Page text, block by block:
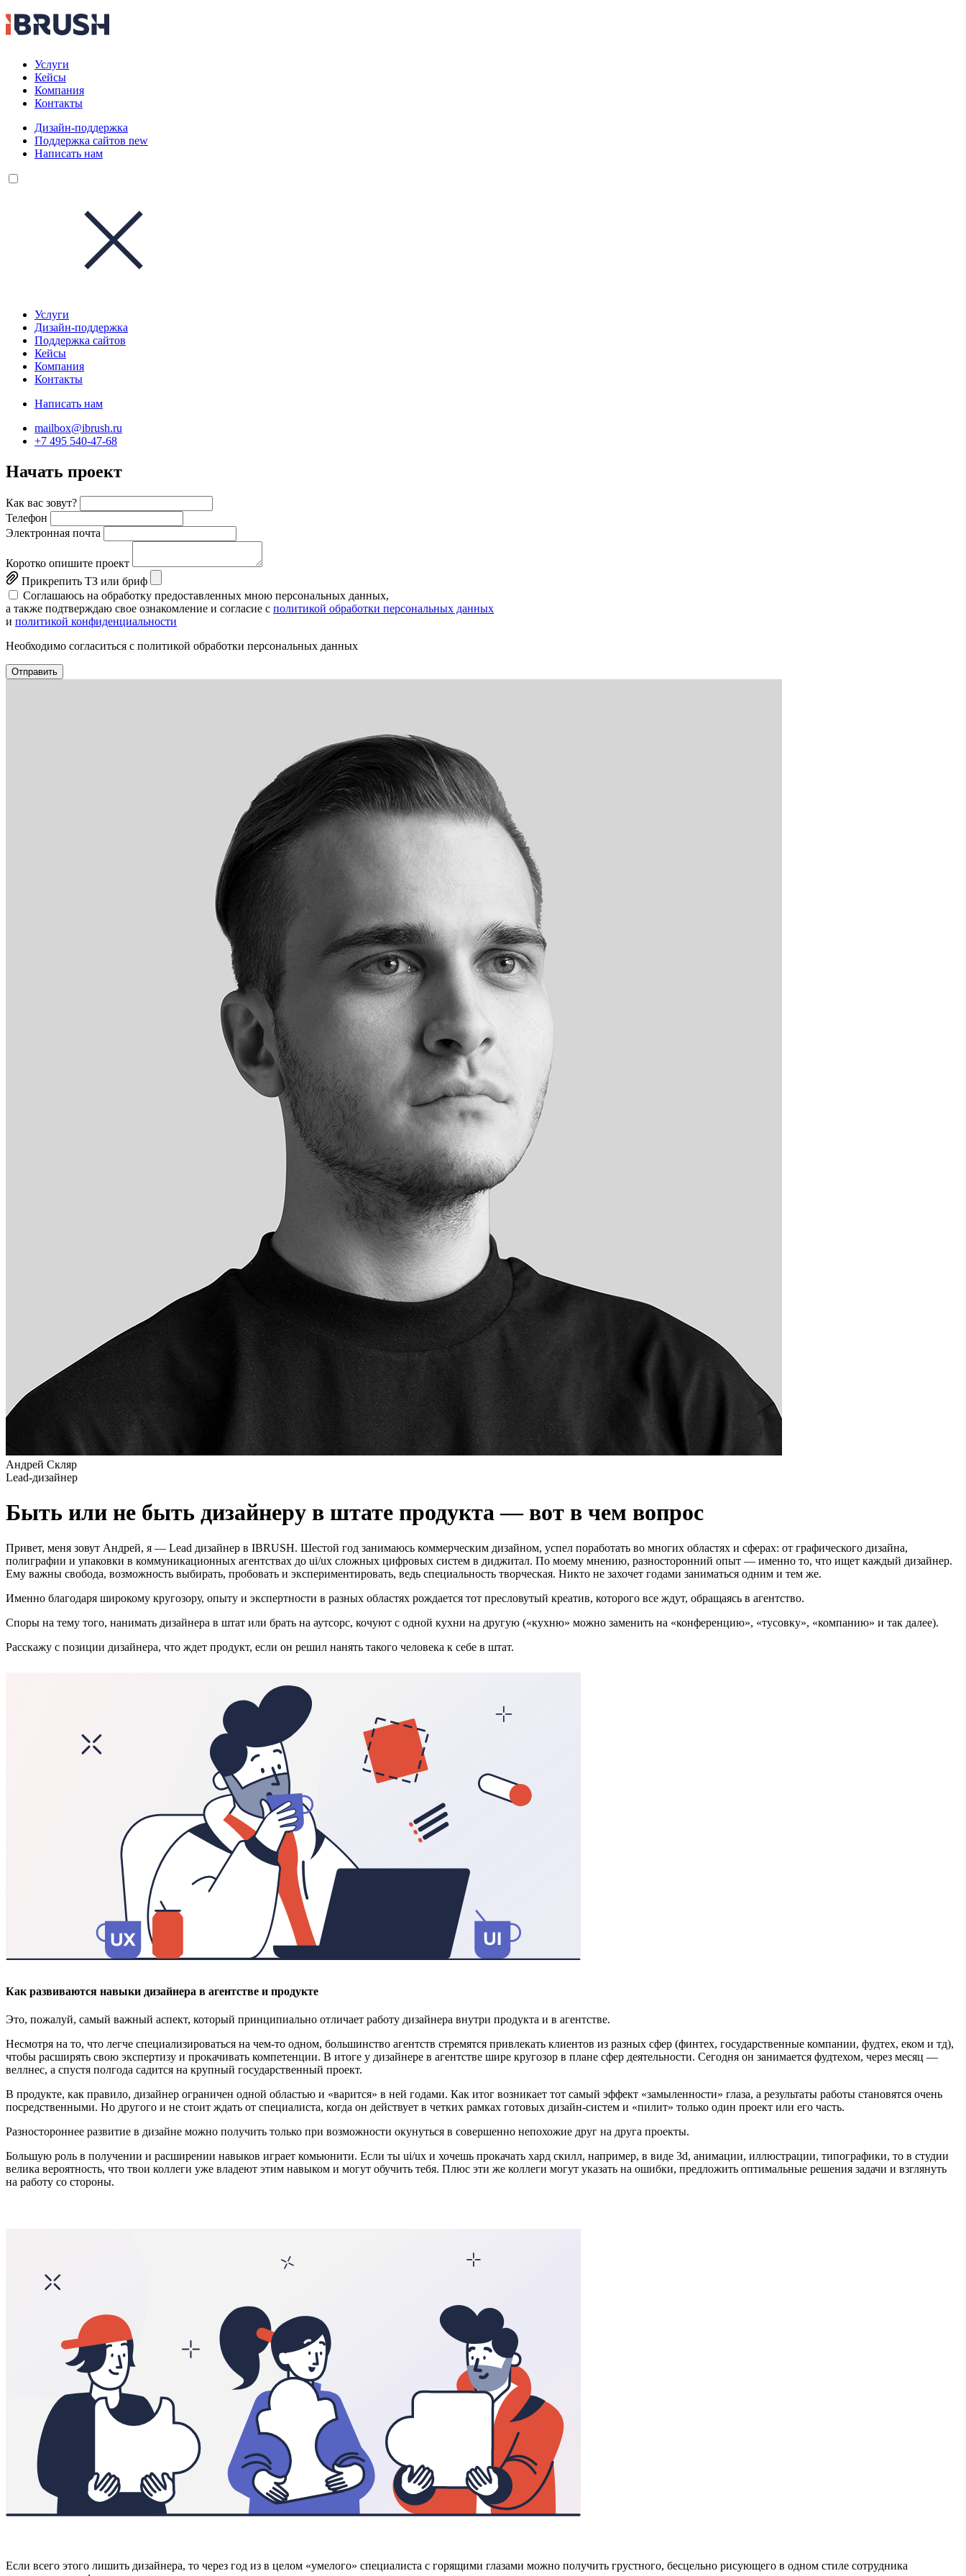
Услуги
Кейсы
Компания
Контакты
Дизайн-поддержка
Поддержка сайтов new
Написать нам
Услуги
Дизайн-поддержка
Поддержка сайтов
Кейсы
Компания
Контакты
Написать нам
mailbox@ibrush.ru
+7 495 540-47-68
Начать проект
Как вас зовут?
Телефон
Электронная почта
Коротко опишите проект
Прикрепить ТЗ или бриф
Соглашаюсь на обработку предоставленных мною персональных данных,
а также подтверждаю свое ознакомление и согласие с политикой обработки персональных данных
и политикой конфиденциальности
Необходимо согласиться с политикой обработки персональных данных
Отправить
Андрей Скляр
Lead-дизайнер
Быть или не быть дизайнеру в штате продукта — вот в чем вопрос
Привет, меня зовут Андрей, я — Lead дизайнер в IBRUSH. Шестой год занимаюсь коммерческим дизайном, успел поработать во многих областях и сферах: от графического дизайна,
полиграфии и упаковки в коммуникационных агентствах до ui/ux сложных цифровых систем в диджитал. По моему мнению, разносторонний опыт — именно то, что ищет каждый дизайнер.
Ему важны свобода, возможность выбирать, пробовать и экспериментировать, ведь специальность творческая. Никто не захочет годами заниматься одним и тем же.
Именно благодаря широкому кругозору, опыту и экспертности в разных областях рождается тот пресловутый креатив, которого все ждут, обращаясь в агентство.
Споры на тему того, нанимать дизайнера в штат или брать на аутсорс, кочуют с одной кухни на другую («кухню» можно заменить на «конференцию», «тусовку», «компанию» и так далее).
Расскажу с позиции дизайнера, что ждет продукт, если он решил нанять такого человека к себе в штат.
Как развиваются навыки дизайнера в агентстве и продукте
Это, пожалуй, самый важный аспект, который принципиально отличает работу дизайнера внутри продукта и в агентстве.
Несмотря на то, что легче специализироваться на чем-то одном, большинство агентств стремятся привлекать клиентов из разных сфер (финтех, государственные компании, фудтех, еком и тд),
чтобы расширять свою экспертизу и прокачивать компетенции. В итоге у дизайнере в агентстве шире кругозор в плане сфер деятельности. Сегодня он занимается фудтехом, через месяц —
веллнес, а спустя полгода садится на крупный государственный проект.
В продукте, как правило, дизайнер ограничен одной областью и «варится» в ней годами. Как итог возникает тот самый эффект «замыленности» глаза, а результаты работы становятся очень
посредственными. Но другого и не стоит ждать от специалиста, когда он действует в четких рамках готовых дизайн-систем и «пилит» только один проект или его часть.
Разностороннее развитие в дизайне можно получить только при возможности окунуться в совершенно непохожие друг на друга проекты.
Большую роль в получении и расширении навыков играет комьюнити. Если ты ui/ux и хочешь прокачать хард скилл, например, в виде 3d, анимации, иллюстрации, типографики, то в студии
велика вероятность, что твои коллеги уже владеют этим навыком и могут обучить тебя. Плюс эти же коллеги могут указать на ошибки, предложить оптимальные решения задачи и взглянуть
на работу со стороны.
Если всего этого лишить дизайнера, то через год из в целом «умелого» специалиста с горящими глазами можно получить грустного, бесцельно рисующего в одном стиле сотрудника